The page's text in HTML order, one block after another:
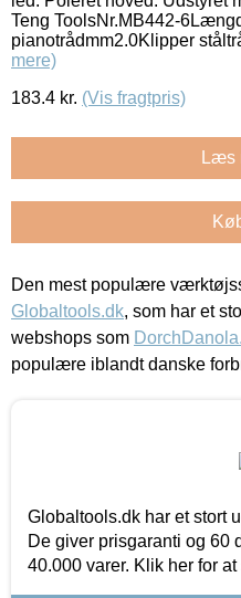
Teng ToolsNr.MB442-
pianotrådmm2.0Klipper
mere)
183.4 kr. (Vis fragtpris)
Læs
Den mest populære
Globaltools.dk, som har et
webshops som
populære iblandt danske
Globaltools.dk har et stort
De giver prisgaranti og 60
40.000 varer. Klik her for